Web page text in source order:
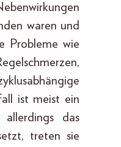
waren und
Probleme wie
ist meist ein
das
treten sie